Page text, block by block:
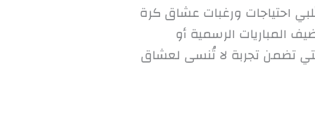
احتياجات ورغبات عشاق كرة
المباريات الرسمية أو
تضمن تجربة لا تُنسى لعشاق